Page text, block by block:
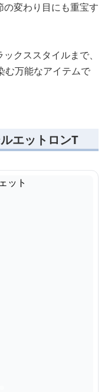
変わり目にも重宝す
クススタイルまで、
む万能なアイテムで
エットロンT